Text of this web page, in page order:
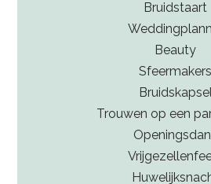
Bruidstaart
Beauty
Sfeermakers
Bruidskapsel
Trouwen op een